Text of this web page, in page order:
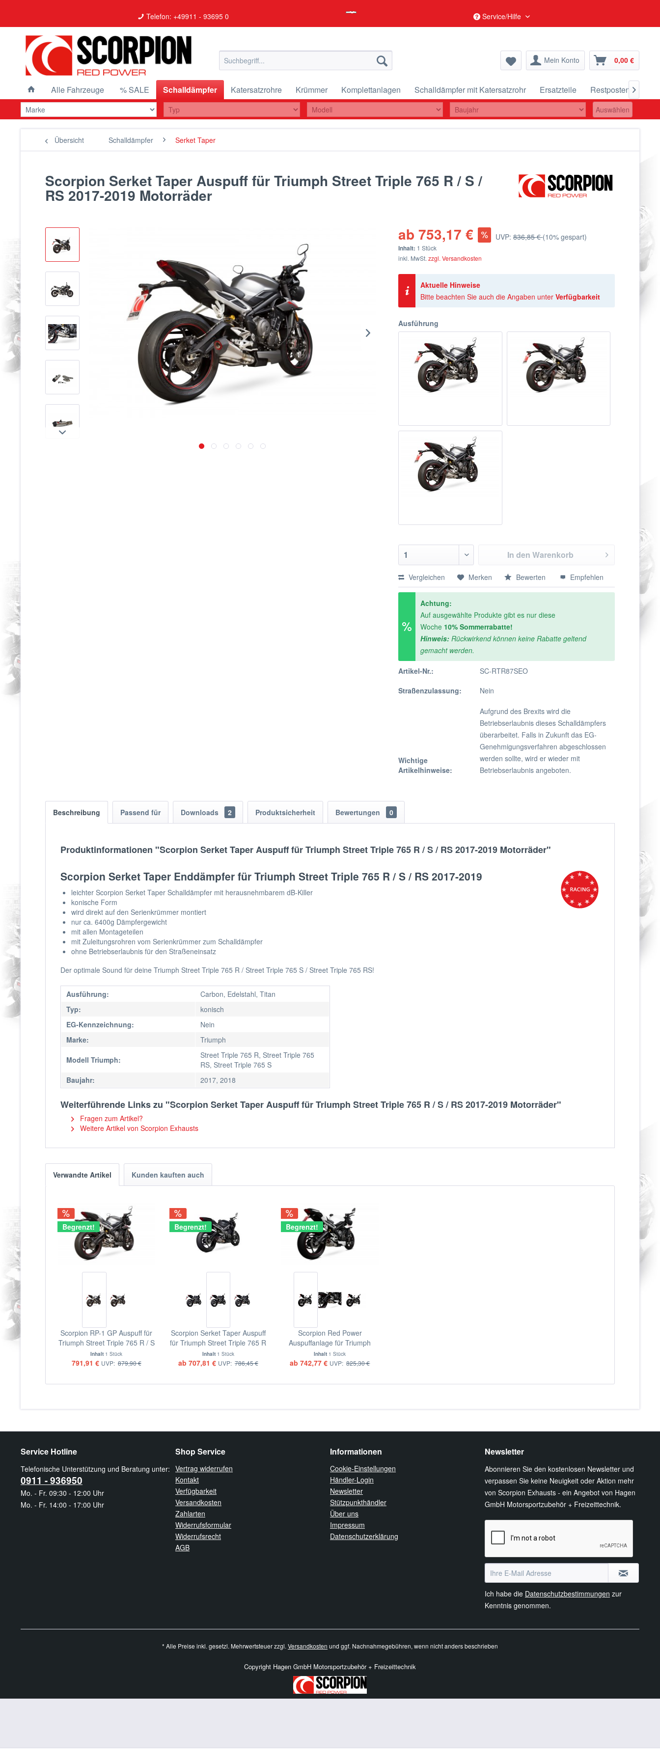
Telefon: +49911 - 93695 0 Service/Hilfe
Mein Konto 0,00 €
Alle Fahrzeuge % SALE Schalldämpfer Katersatzrohre Krümmer Komplettanlagen Schalldämpfer mit Katersatzrohr Ersatzteile Restposten 
Auswählen
Übersicht Schalldämpfer Serket Taper
Scorpion Serket Taper Auspuff für Triumph Street Triple 765 R / S /
RS 2017-2019 Motorräder
ab 753,17 €
UVP:836,85 €(10% gespart)
Inhalt: 1 Stück
inkl. MwSt.zzgl. Versandkosten
Aktuelle Hinweise
Bitte beachten Sie auch die Angaben unterVerfügbarkeit
Ausführung
In den Warenkorb
Vergleichen Merken Bewerten Empfehlen
Achtung:
Auf ausgewählte Produkte gibt es nur diese
Woche 10% Sommerrabatte!
Hinweis: Rückwirkend können keine Rabatte geltend
gemacht werden.
Artikel-Nr.:
SC-RTR87SEO
Straßenzulassung:
Nein
Wichtige
Artikelhinweise:
Aufgrund des Brexits wird die
Betriebserlaubnis dieses Schalldämpfers
überarbeitet. Falls in Zukunft das EG-
Genehmigungsverfahren abgeschlossen
werden sollte, wird er wieder mit
Betriebserlaubnis angeboten.
Beschreibung Passend für Downloads 2 Produktsicherheit Bewertungen 0
Produktinformationen "Scorpion Serket Taper Auspuff für Triumph Street Triple 765 R / S / RS 2017-2019 Motorräder"
Scorpion Serket Taper Enddämpfer für Triumph Street Triple 765 R / S / RS 2017-2019
leichter Scorpion Serket Taper Schalldämpfer mit herausnehmbarem dB-Killer
konische Form
wird direkt auf den Serienkrümmer montiert
nur ca. 6400g Dämpfergewicht
mit allen Montageteilen
mit Zuleitungsrohren vom Serienkrümmer zum Schalldämpfer
ohne Betriebserlaubnis für den Straßeneinsatz
Der optimale Sound für deine Triumph Street Triple 765 R / Street Triple 765 S / Street Triple 765 RS!
Ausführung:
Carbon, Edelstahl, Titan
Typ:
konisch
EG-Kennzeichnung:
Nein
Marke:
Triumph
Modell Triumph:
Street Triple 765 R, Street Triple 765
RS, Street Triple 765 S
Baujahr:
2017, 2018
Weiterführende Links zu "Scorpion Serket Taper Auspuff für Triumph Street Triple 765 R / S / RS 2017-2019 Motorräder"
Fragen zum Artikel?
Weitere Artikel von Scorpion Exhausts
Verwandte Artikel Kunden kauften auch
Begrenzt!
Scorpion RP-1 GP Auspuff für
Triumph Street Triple 765 R / S
/ RS 2017-2019 Motorräder
Inhalt 1 Stück
791,91 € UVP: 879,90 €
Begrenzt!
Scorpion Serket Taper Auspuff
für Triumph Street Triple 765 R
& RS 2020-2022 Motorräder
Inhalt 1 Stück
ab 707,81 € UVP: 786,45 €
Begrenzt!
Scorpion Red Power
Auspuffanlage für Triumph
Street Triple 765 R / S / RS
2017-2019 Motorräder
Inhalt 1 Stück
ab 742,77 € UVP: 825,30 €
Service Hotline
Telefonische Unterstützung und Beratung unter:
0911 - 936950
Mo. - Fr. 09:30 - 12:00 Uhr
Mo. - Fr. 14:00 - 17:00 Uhr
Shop Service
Vertrag widerrufen
Kontakt
Verfügbarkeit
Versandkosten
Zahlarten
Widerrufsformular
Widerrufsrecht
AGB
Informationen
Cookie-Einstellungen
Händler-Login
Newsletter
Stützpunkthändler
Über uns
Impressum
Datenschutzerklärung
Newsletter
Abonnieren Sie den kostenlosen Newsletter und
verpassen Sie keine Neuigkeit oder Aktion mehr
von Scorpion Exhausts - ein Angebot von Hagen
GmbH Motorsportzubehör + Freizeittechnik.
Ich habe die Datenschutzbestimmungen zur
Kenntnis genommen.
* Alle Preise inkl. gesetzl. Mehrwertsteuer zzgl. Versandkosten und ggf. Nachnahmegebühren, wenn nicht anders beschrieben
Copyright Hagen GmbH Motorsportzubehör + Freizeittechnik